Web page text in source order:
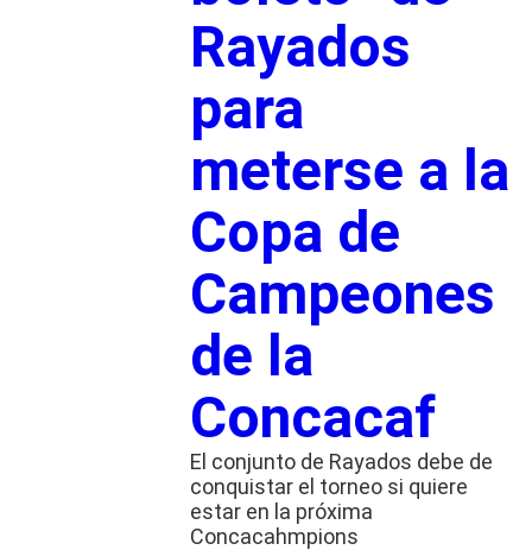
Rayados
para
meterse a la
Copa de
Campeones
de la
Concacaf
El conjunto de Rayados debe de
conquistar el torneo si quiere
estar en la próxima
Concacahmpions